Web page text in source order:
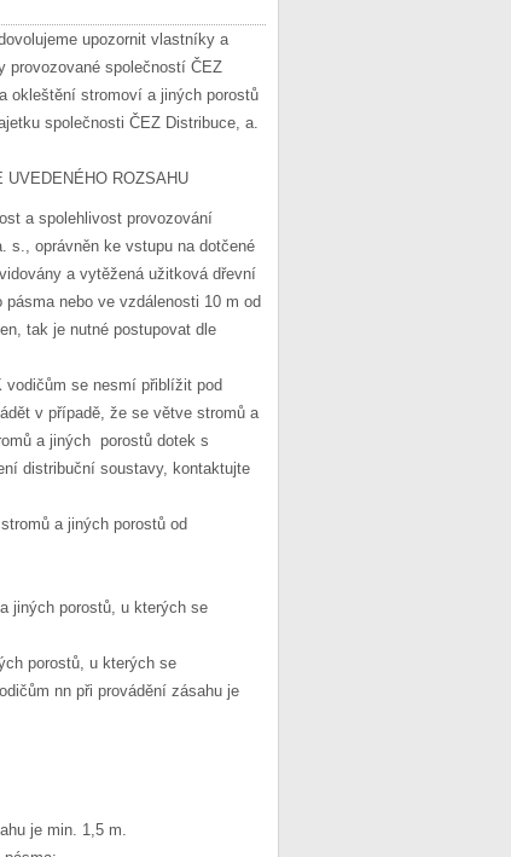
upozornit vlastníky a
provozované společností ČEZ
okleštění stromoví a jiných porostů
společnosti ČEZ Distribuce, a.
ROZSAHU
a spolehlivost provozování
s., oprávněn ke vstupu na dotčené
a vytěžená užitková dřevní
nebo ve vzdálenosti 10 m od
tak je nutné postupovat dle
vodičům se nesmí přiblížit pod
v případě, že se větve stromů a
a jiných porostů dotek s
distribuční soustavy, kontaktujte
a jiných porostů od
jiných porostů, u kterých se
porostů, u kterých se
nn při provádění zásahu je
je min. 1,5 m.